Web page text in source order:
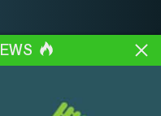
| ON | Canada | M5H